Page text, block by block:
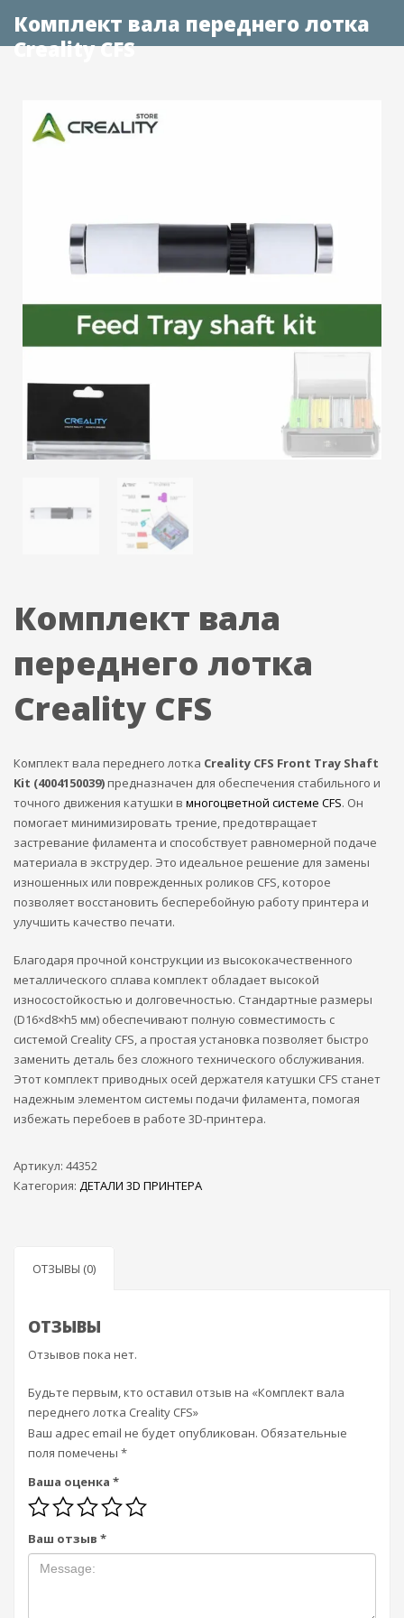
Комплект вала переднего лотка
Creality CFS
Комплект вала
переднего лотка
Creality CFS
Комплект вала переднего лотка Creality CFS Front Tray Shaft
Kit (4004150039)предназначен для обеспечения стабильного и
точного движения катушки в многоцветной системе CFS. Он
помогает минимизировать трение, предотвращает
застревание филамента и способствует равномерной подаче
материала в экструдер. Это идеальное решение для замены
изношенных или поврежденных роликов CFS, которое
позволяет восстановить бесперебойную работу принтера и
улучшить качество печати.
Благодаря прочной конструкции из высококачественного
металлического сплава комплект обладает высокой
износостойкостью и долговечностью. Стандартные размеры
(D16×d8×h5 мм) обеспечивают полную совместимость с
системой Creality CFS, а простая установка позволяет быстро
заменить деталь без сложного технического обслуживания.
Этот комплект приводных осей держателя катушки CFS станет
надежным элементом системы подачи филамента, помогая
избежать перебоев в работе 3D-принтера.
Артикул: 44352
Категория: ДЕТАЛИ 3D ПРИНТЕРА
ОТЗЫВЫ (0)
ОТЗЫВЫ
Отзывов пока нет.
Будьте первым, кто оставил отзыв на «Комплект вала
переднего лотка Creality CFS»
Ваш адрес email не будет опубликован. Обязательные
поля помечены *
Ваша оценка *
Ваш отзыв *